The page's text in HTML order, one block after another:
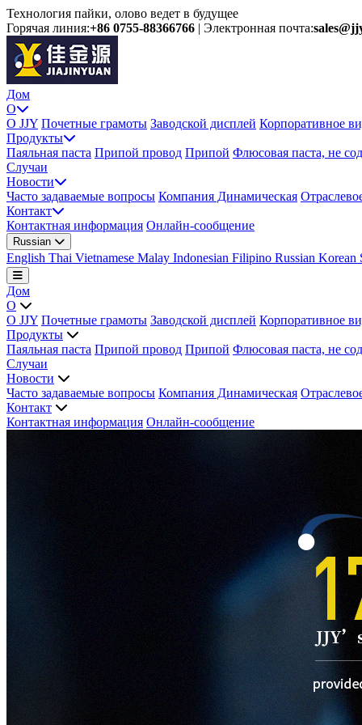
Технология пайки, олово ведет в будущее
Горячая линия:+86 0755-88366766 | Электронная почта:
Дом
О
О JJY Почетные грамоты Заводской дисплей Корпоративное
Продукты
Паяльная паста Припой провод Припой Флюсовая паста, не
Случаи
Новости
Часто задаваемые вопросы Компания Динамическая
Контакт
Контактная информация Онлайн-сообщение
Russian
English Thai Vietnamese Malay Indonesian Filipino Russian Korean
Дом
О
О JJY Почетные грамоты Заводской дисплей Корпоративное
Продукты
Паяльная паста Припой провод Припой Флюсовая паста, не
Случаи
Новости
Часто задаваемые вопросы Компания Динамическая
Контакт
Контактная информация Онлайн-сообщение